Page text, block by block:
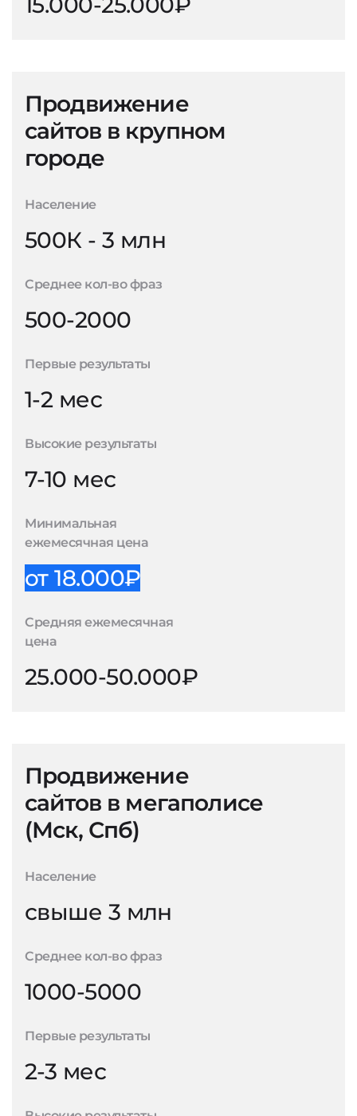
Продвижение
сайтов в крупном
городе
Население
500К - 3 млн
Среднее кол-во фраз
500-2000
Первые результаты
1-2 мес
Высокие результаты
7-10 мес
Минимальная
ежемесячная цена
от 18.000₽
Средняя ежемесячная
цена
25.000-50.000₽
Продвижение
сайтов в мегаполисе
(Мск, Спб)
Население
свыше 3 млн
Среднее кол-во фраз
1000-5000
Первые результаты
2-3 мес